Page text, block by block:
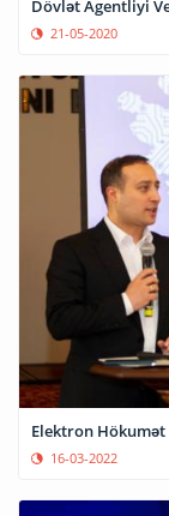
Dövlət Agentliyi
21-05-2020
Elektron
16-03-2022